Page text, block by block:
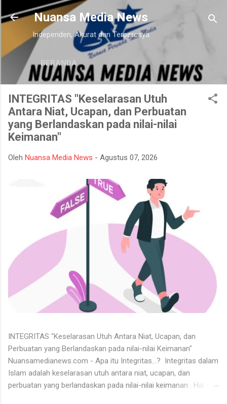
Langsung ke konten utama
Nuansa Media News
Independen, Akurat dan Terpercaya
BERANDA
INTEGRITAS "Keselarasan Utuh
Antara Niat, Ucapan, dan Perbuatan
yang Berlandaskan pada nilai-nilai
Keimanan"
Oleh Nuansa Media News - Agustus 07, 2026
INTEGRITAS "Keselarasan Utuh Antara Niat, Ucapan, dan
Perbuatan yang Berlandaskan pada nilai-nilai Keimanan"
Nuansamedianews.com - Apa itu Integritas...? Integritas dalam
Islam adalah keselarasan utuh antara niat, ucapan, dan
perbuatan yang berlandaskan pada nilai-nilai keimanan . Hal ini